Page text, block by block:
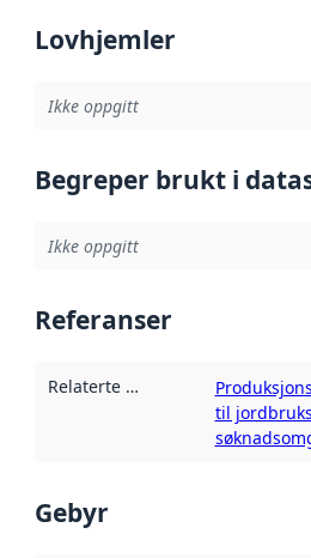
Lovhjemler
Ikke oppgitt
Begreper brukt i
Ikke oppgitt
Referanser
Relaterte ressurser
til
Gebyr